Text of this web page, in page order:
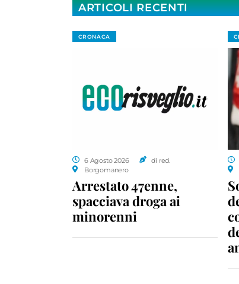
ARTICOLI RECENTI
CRONACA
6 Agosto 2026
di red.
Borgomanero
Arrestato 47enne,
spacciava droga ai
minorenni